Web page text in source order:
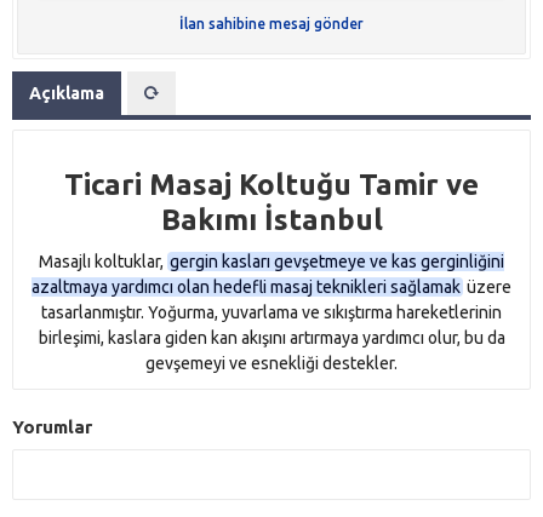
İlan sahibine mesaj gönder
Açıklama
Ticari Masaj Koltuğu Tamir ve
Bakımı İstanbul
Masajlı koltuklar, gergin kasları gevşetmeye ve kas gerginliğini
azaltmaya yardımcı olan hedefli masaj teknikleri sağlamak üzere
tasarlanmıştır. Yoğurma, yuvarlama ve sıkıştırma hareketlerinin
birleşimi, kaslara giden kan akışını artırmaya yardımcı olur, bu da
gevşemeyi ve esnekliği destekler.
Yorumlar